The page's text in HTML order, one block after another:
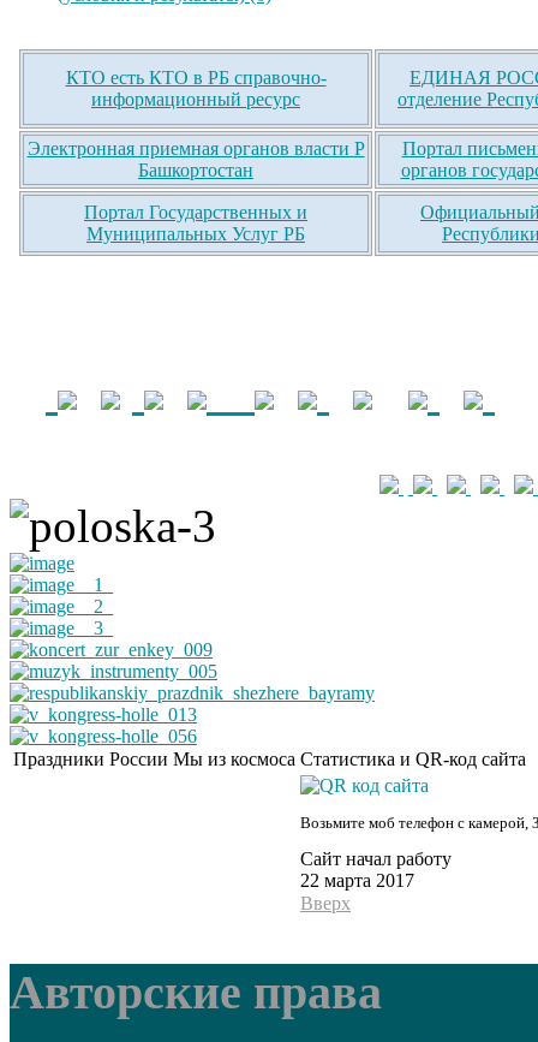
КТО есть КТО в РБ справочно-
информационный ресурс
ЕДИНАЯ
отделение
Электронная приемная органов власти Р
Башкортостан
Портал
органов
Портал Государственных и
Муниципальных Услуг РБ
Официальный
Праздники России Мы из космоса Статистика и QR-код сайта
Возьмите моб телефон с камерой,
Сайт начал работу
22 марта 2017
Вверх
Авторские права